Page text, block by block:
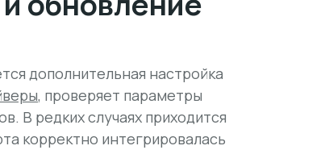
дополнительная настройка
, проверяет параметры
В редких случаях приходится
корректно интегрировалась